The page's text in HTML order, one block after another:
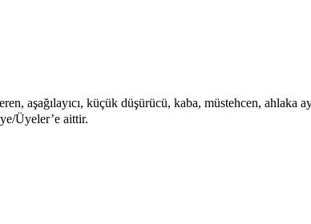
aşağılayıcı, küçük düşürücü, kaba, müstehcen,
Üyeler’e aittir.